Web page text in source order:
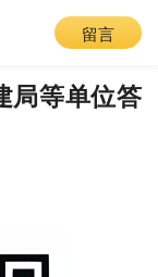
留言
局等单位答